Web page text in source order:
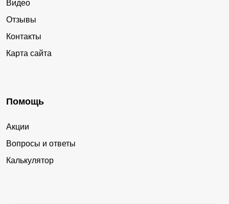
Видео
Отзывы
Контакты
Карта сайта
Помощь
Акции
Вопросы и ответы
Калькулятор